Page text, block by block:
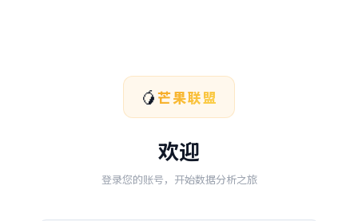
🥭芒果联盟
欢迎
登录您的账号，开始数据分析之旅